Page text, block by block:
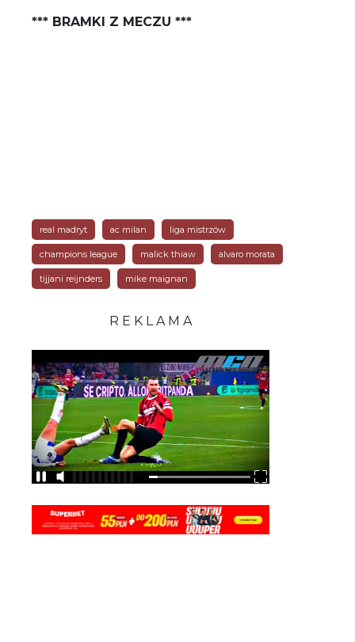
*** BRAMKI Z MECZU ***
real madryt ac milan liga mistrzów
champions league malick thiaw alvaro morata
tijjani reijnders mike maignan
R E K L A M A